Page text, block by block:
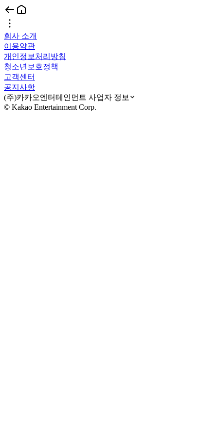
회사 소개
이용약관
개인정보처리방침
청소년보호정책
고객센터
공지사항
(주)카카오엔터테인먼트 사업자 정보
© Kakao Entertainment Corp.